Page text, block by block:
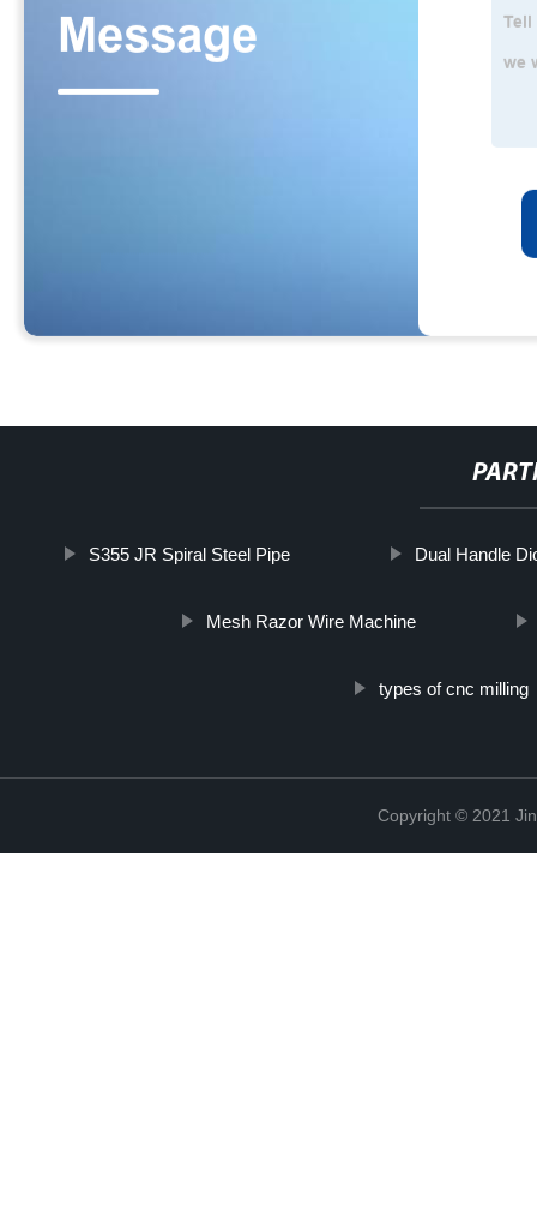
S355 JR Spiral Steel Pipe Dual Handle
Mesh Razor Wire Machine
types of cnc milling
Copyright © 2021